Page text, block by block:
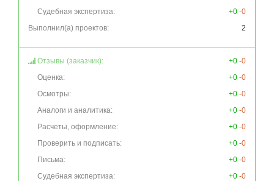
Судебная экспертиза:
+0 -0
Выполнил(а) проектов:
2
Отзывы (заказчик): +0 -0
Оценка:
+0 -0
Осмотры:
+0 -0
Аналоги и аналитика:
+0 -0
Расчеты, оформление:
+0 -0
Проверить и подписать:
+0 -0
Письма:
+0 -0
Судебная экспертиза:
+0 -0